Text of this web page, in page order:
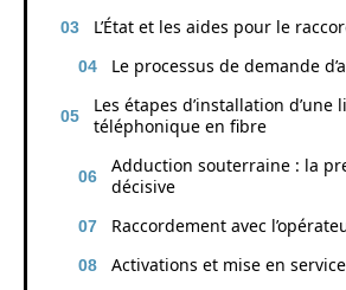
L’État et les aides pour le
Le processus de demande
Les étapes d’installation d’une
téléphonique en fibre
Adduction souterraine : la
décisive
Raccordement avec
Activations et mise en service